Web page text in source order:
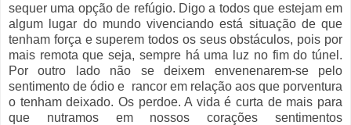
sequer uma opção de refúgio. Digo a todos que estejam em
algum lugar do mundo vivenciando está situação de que
tenham força e superem todos os seus obstáculos, pois por
mais remota que seja, sempre há uma luz no fim do túnel.
Por outro lado não se deixem envenenarem-se pelo
sentimento de ódio e rancor em relação aos que porventura
o tenham deixado. Os perdoe. A vida é curta de mais para
que nutramos em nossos corações sentimentos